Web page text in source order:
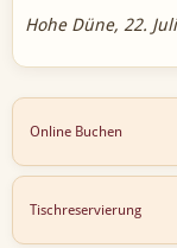
Hohe Düne, 22.
Online Buchen
Tischreservierung